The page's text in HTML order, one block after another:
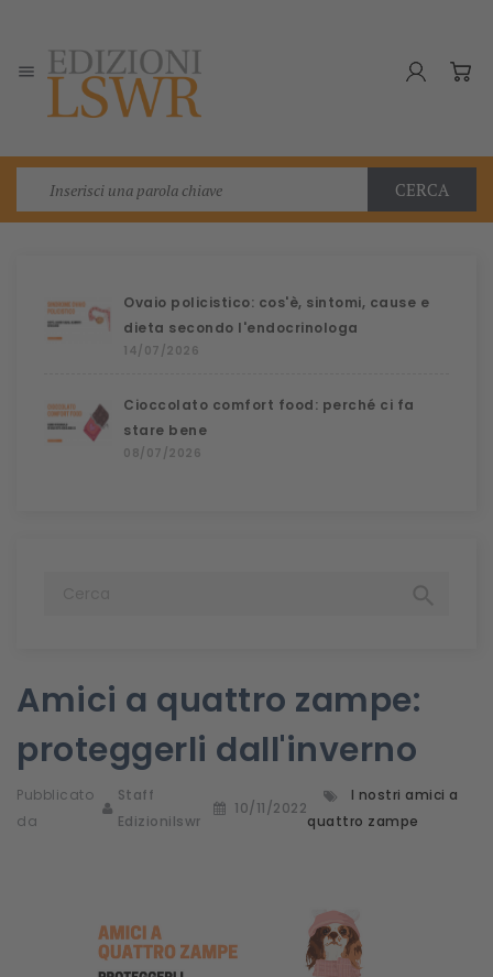

CERCA
Ovaio policistico: cos'è, sintomi, cause e
dieta secondo l'endocrinologa
14/07/2026
Cioccolato comfort food: perché ci fa
stare bene
08/07/2026
Amici a quattro zampe:
proteggerli dall'inverno
Pubblicato
da
Staff
Edizionilswr
10/11/2022
I nostri amici a
quattro zampe